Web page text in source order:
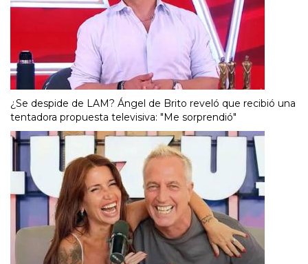
¿Se despide de LAM? Ángel de Brito reveló que recibió una
tentadora propuesta televisiva: "Me sorprendió"